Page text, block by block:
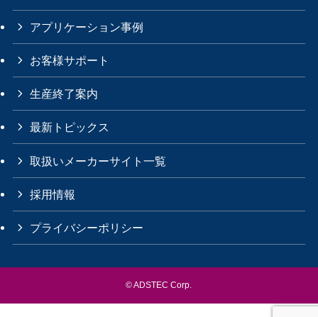
アプリケーション事例
お客様サポート
生産終了案内
最新トピックス
取扱いメーカーサイト一覧
採用情報
プライバシーポリシー
©ADSTEC Corp.